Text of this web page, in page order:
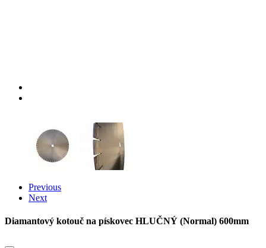
Previous
Next
Diamantový kotouč na pískovec HLUČNÝ (Normal) 600mm